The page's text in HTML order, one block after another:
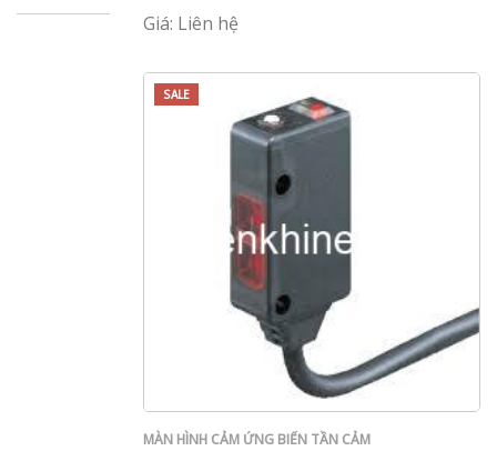
Giá: Liên hệ
SALE
MÀN HÌNH CẢM ỨNG BIẾN TẦN CẢM